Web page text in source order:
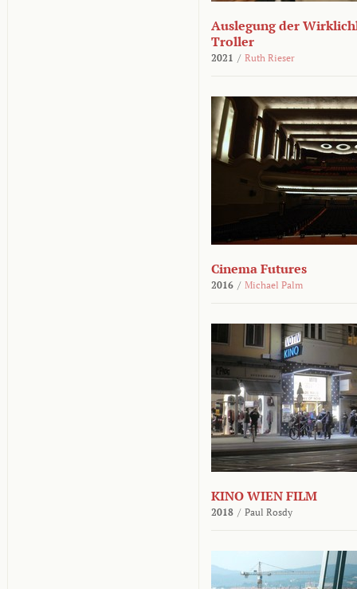
Auslegung der
Troller
2021 / Ruth Rieser
Cinema Futures
2016 / Michael Palm
KINO WIEN FILM
2018 / Paul Rosdy